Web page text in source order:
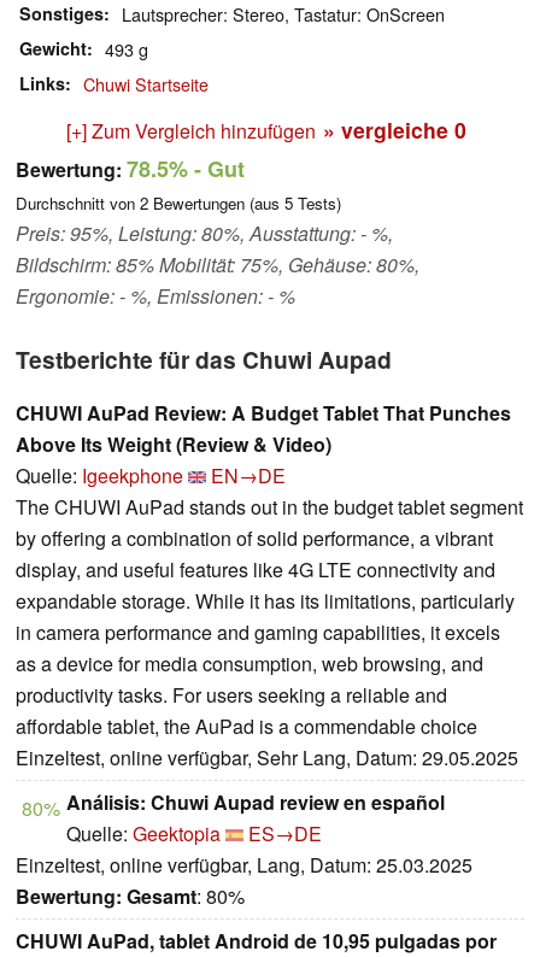
Sonstiges Lautsprecher: Stereo, Tastatur: OnScreen
Gewicht 493 g
Links Chuwi Startseite
[+] Zum Vergleich hinzufügen » vergleiche 0
Bewertung: 78.5%- Gut
Durchschnitt von 2 Bewertungen (aus 5 Tests)
Preis: 95%, Leistung: 80%, Ausstattung: - %,
Bildschirm: 85% Mobilität: 75%, Gehäuse: 80%,
Ergonomie: - %, Emissionen: - %
Testberichte für das Chuwi Aupad
CHUWI AuPad Review: A Budget Tablet That Punches
Above Its Weight (Review & Video)
Quelle: Igeekphone
EN→DE
The CHUWI AuPad stands out in the budget tablet segment
by offering a combination of solid performance, a vibrant
display, and useful features like 4G LTE connectivity and
expandable storage. While it has its limitations, particularly
in camera performance and gaming capabilities, it excels
as a device for media consumption, web browsing, and
productivity tasks. For users seeking a reliable and
affordable tablet, the AuPad is a commendable choice
Einzeltest, online verfügbar, Sehr Lang, Datum: 29.05.2025
80% Análisis: Chuwi Aupad review en español
Quelle: Geektopia
ES→DE
Einzeltest, online verfügbar, Lang, Datum: 25.03.2025
Bewertung: Gesamt: 80%
CHUWI AuPad, tablet Android de 10,95 pulgadas por